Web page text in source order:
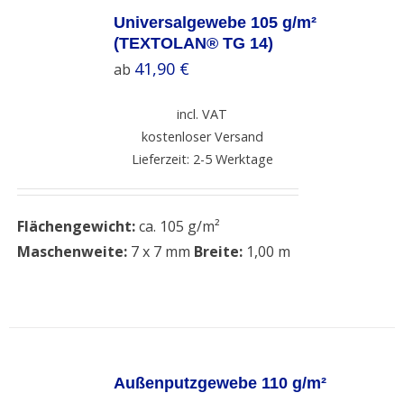
Universalgewebe 105 g/m²
(TEXTOLAN® TG 14)
ab 41,90 €
incl. VAT
kostenloser Versand
Lieferzeit: 2-5 Werktage
Flächengewicht:ca. 105 g/m²
Maschenweite:7 x 7 mm Breite:1,00 m
Außenputzgewebe 110 g/m²